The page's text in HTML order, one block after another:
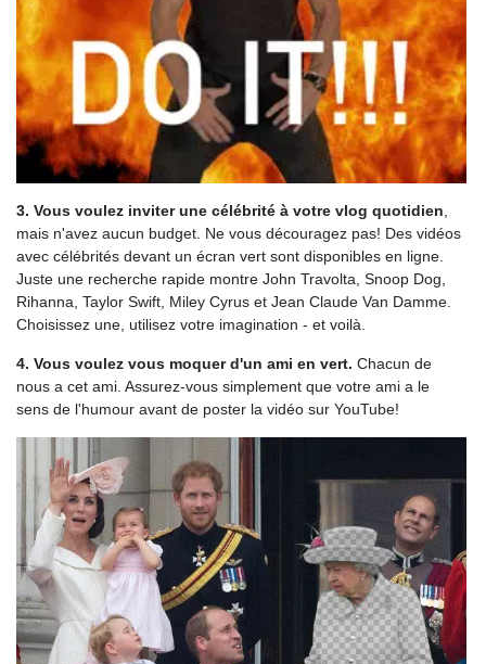
3. Vous voulez inviter une célébrité à votre vlog quotidien
mais n'avez aucun budget. Ne vous découragez pas! Des vidéos
avec célébrités devant un écran vert sont disponibles en ligne.
Juste une recherche rapide montre John Travolta, Snoop Dog,
Rihanna, Taylor Swift, Miley Cyrus et Jean Claude Van Damme.
Choisissez une, utilisez votre imagination - et voilà.
4. Vous voulez vous moquer d'un ami en vert. Chacun de
nous a cet ami. Assurez-vous simplement que votre ami a le
sens de l'humour avant de poster la vidéo sur YouTube!